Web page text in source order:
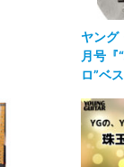
ヤング
月号『
ロ”ベ